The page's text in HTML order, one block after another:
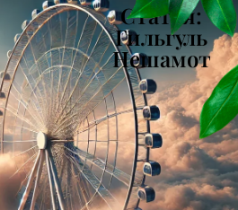
Статья:
Гильгуль
Нешамот